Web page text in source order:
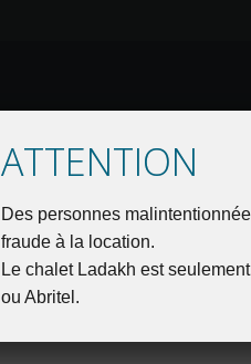
Lave
ATTENTION
Des personnes
fraude à la location.
Le chalet Ladakh est
ou Abritel.